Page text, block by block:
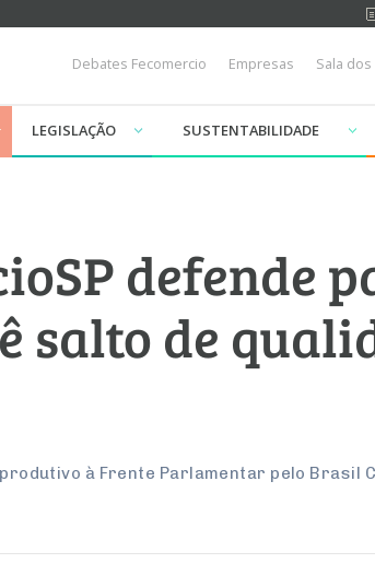
Debates Fecomercio Empresas Sala
LEGISLAÇÃO SUSTENTABILIDADE
defende
salto de
à Frente Parlamentar pelo Brasil